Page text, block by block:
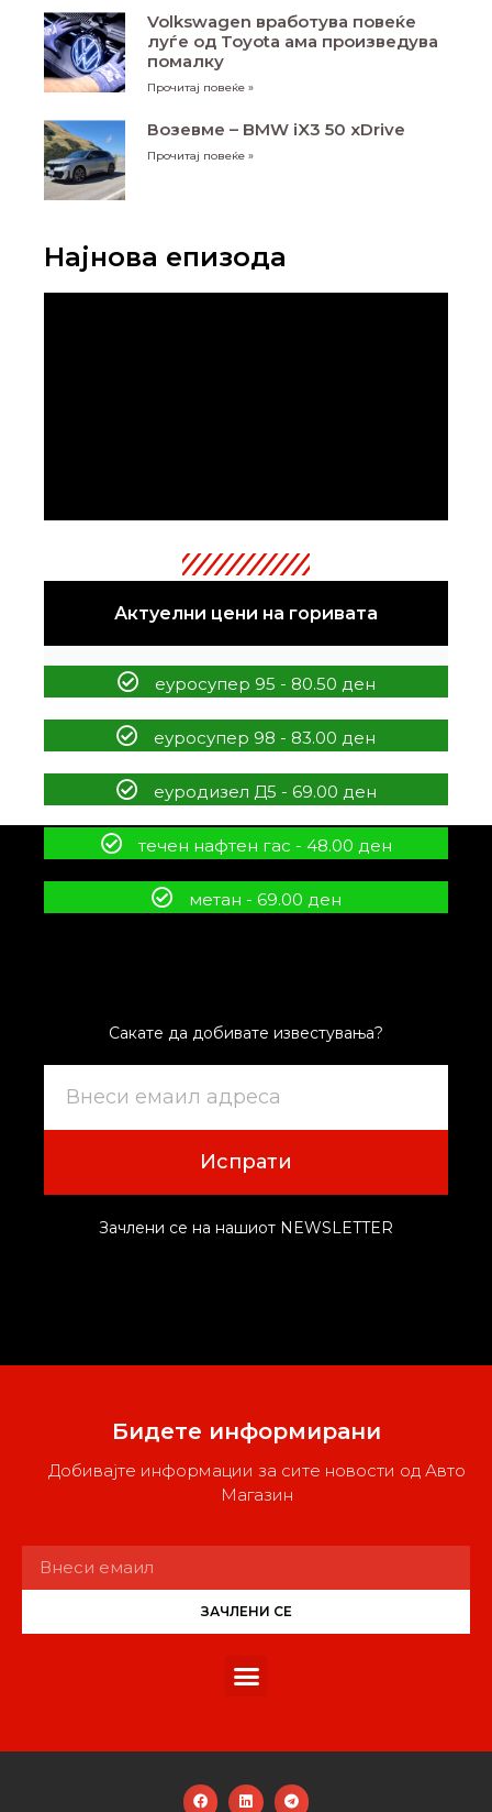
Volkswagen вработува повеќе
луѓе од Toyota ама произведува
помалку
Прочитај повеќе »
Возевме – BMW iX3 50 xDrive
Прочитај повеќе »
Најнова епизода
Актуелни цени на горивата
еуросупер 95 - 80.50 ден
еуросупер 98 - 83.00 ден
еуродизел Д5 - 69.00 ден
течен нафтен гас - 48.00 ден
метан - 69.00 ден
Сакате да добивате известувања?
Испрати
Зачлени се на нашиот NEWSLETTER
Бидете информирани
Добивајте информации за сите новости од Авто
Магазин
ЗАЧЛЕНИ СЕ